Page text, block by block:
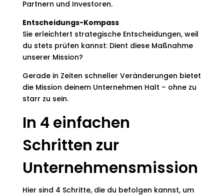
Partnern und Investoren.
Entscheidungs-Kompass
Sie erleichtert strategische Entscheidungen, weil
du stets prüfen kannst: Dient diese Maßnahme
unserer Mission?
Gerade in Zeiten schneller Veränderungen bietet
die Mission deinem Unternehmen Halt – ohne zu
starr zu sein.
In 4 einfachen
Schritten zur
Unternehmensmission
Hier sind 4 Schritte, die du befolgen kannst, um